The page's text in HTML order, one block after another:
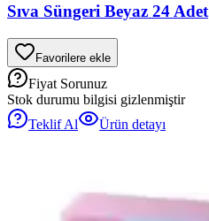
Sıva Süngeri Beyaz 24 Adet
Favorilere ekle
Fiyat Sorunuz
Stok durumu bilgisi gizlenmiştir
Teklif Al
Ürün detayı